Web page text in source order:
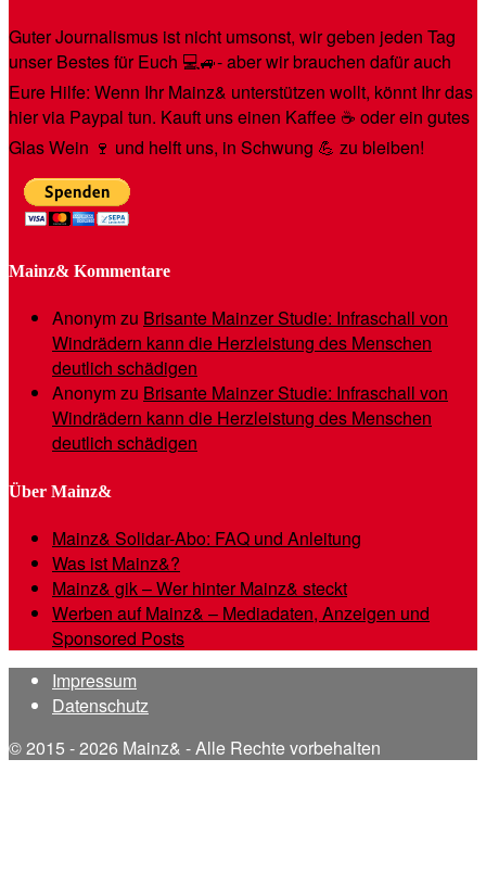
Guter Journalismus ist nicht umsonst, wir geben jeden Tag
unser Bestes für Euch 💻🚙- aber wir brauchen dafür auch
Eure Hilfe: Wenn Ihr Mainz& unterstützen wollt, könnt Ihr das
hier via Paypal tun. Kauft uns einen Kaffee ☕️ oder ein gutes
Glas Wein 🍷 und helft uns, in Schwung 💪 zu bleiben!
Mainz& Kommentare
Anonymzu Brisante Mainzer Studie: Infraschall von
Windrädern kann die Herzleistung des Menschen
deutlich schädigen
Anonymzu Brisante Mainzer Studie: Infraschall von
Windrädern kann die Herzleistung des Menschen
deutlich schädigen
Über Mainz&
Mainz& Solidar-Abo: FAQ und Anleitung
Was ist Mainz&?
Mainz& gik – Wer hinter Mainz& steckt
Werben auf Mainz& – Mediadaten, Anzeigen und
Sponsored Posts
Impressum
Datenschutz
© 2015 - 2026 Mainz& - Alle Rechte vorbehalten